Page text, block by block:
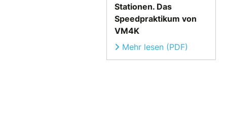
Stationen. Das
Speedpraktikum von
VM4K
Mehr lesen (PDF)